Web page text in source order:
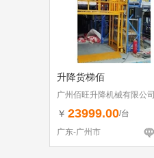
升降货梯佰
广州佰旺升降机械有限公司
￥ 23999.00/台
广东-广州市